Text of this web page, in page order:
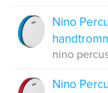
Nino
nino
Nino